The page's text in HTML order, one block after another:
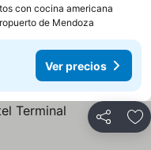
con cocina americana
de Mendoza
Ver precios
Compartir